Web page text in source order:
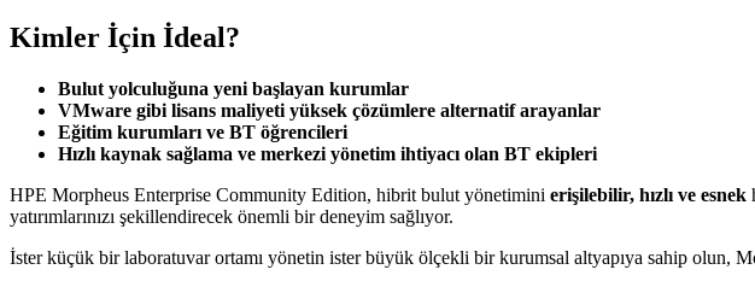
Kimler İçin İdeal?
Bulut yolculuğuna yeni başlayan kurumlar
VMware gibi lisans maliyeti yüksek çözümlere alternatif arayanlar
Eğitim kurumları ve BT öğrencileri
Hızlı kaynak sağlama ve merkezi yönetim ihtiyacı olan BT ekipleri
HPE Morpheus Enterprise Community Edition, hibrit bulut yönetimini erişilebilir, hızlı ve esnek
yatırımlarınızı şekillendirecek önemli bir deneyim sağlıyor.
İster küçük bir laboratuvar ortamı yönetin ister büyük ölçekli bir kurumsal altyapıya sahip olun,